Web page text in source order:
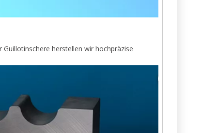
herstellen wir hochpräzise